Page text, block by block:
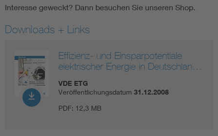
Interesse geweckt? Dann besuchen Sie unseren Shop.
Downloads + Links
Effizienz- und Einsparpotentiale
elektrischer Energie in Deutschlan…
VDE ETG
Veröffentlichungsdatum 31.12.2008
PDF: 12,3 MB